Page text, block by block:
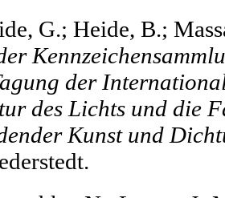
G.; Heide, B.;
der
des Lichts und die
Kunst und